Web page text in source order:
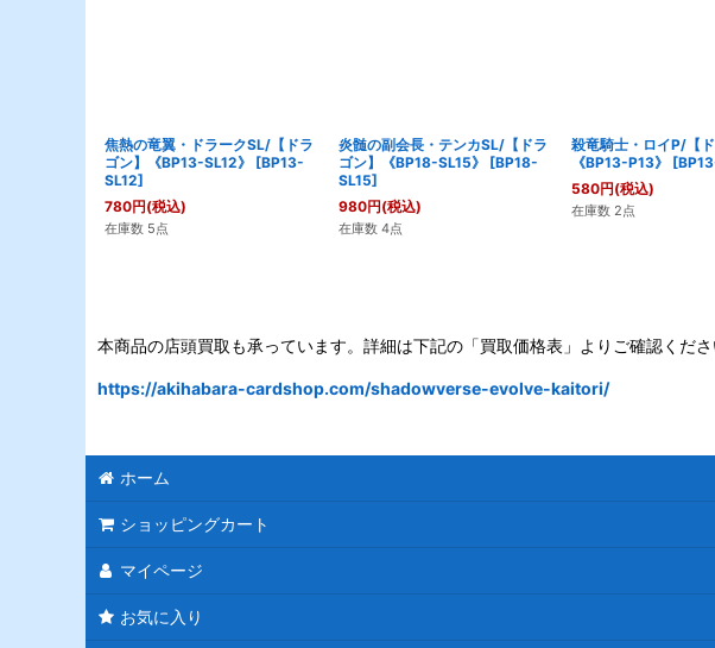
焦熱の竜翼・ドラークSL/【ドラ
ゴン】《BP13-SL12》
[BP13-
SL12]
780円(税込)
在庫数 5点
炎髄の副会長・テンカSL/【ドラ
ゴン】《BP18-SL15》
[BP18-
SL15]
980円(税込)
在庫数 4点
殺竜騎士・ロイP/【ド
《BP13-P13》
[
580円(税込)
在庫数 2点
本商品の店頭買取も承っています。詳細は下記の「買取価格表」よりご確認くだ
https://akihabara-cardshop.com/shadowverse-evolve-kaitori/
ホーム
ショッピングカート
マイページ
お気に入り